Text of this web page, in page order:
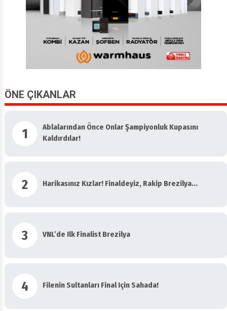
ÖNE ÇIKANLAR
1
Ablalarından Önce Onlar Şampiyonluk Kupasını
Kaldırdılar!
2 Harikasınız Kızlar! Finaldeyiz, Rakip Brezilya...
3 VNL’de Ilk Finalist Brezilya
4 Filenin Sultanları Final Için Sahada!